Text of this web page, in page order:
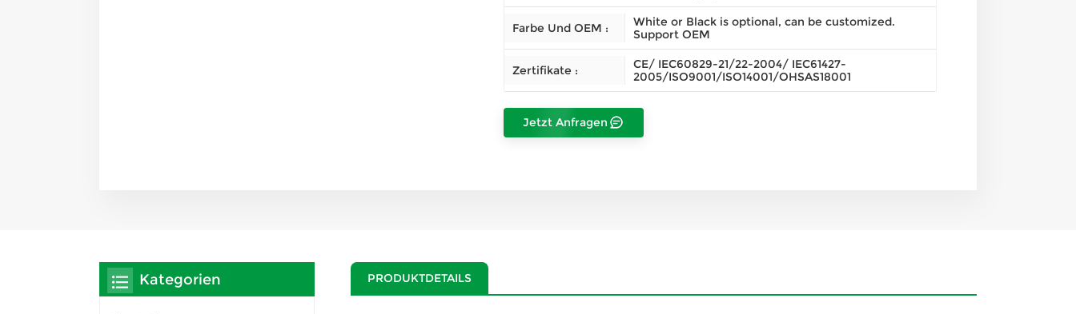
Farbe Und OEM :
White or Black is optional, can be customized.
Support OEM
Zertifikate :
CE/ IEC60829-21/22-2004/ IEC61427-
2005/ISO9001/ISO14001/OHSAS18001
Jetzt Anfragen
PRODUKTDETAILS
Kategorien